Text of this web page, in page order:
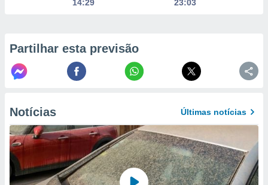
em “
na
o
de
14:29
23:03
Partilhar esta previsão
Notícias Últimas notícias